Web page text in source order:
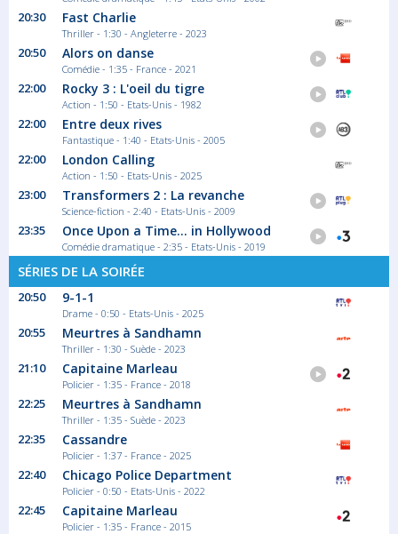
02:45
Arctic Race of Norway
Sport Cyclisme
20:30 Fast Charlie
Thriller - 1:30 - Angleterre - 2023
20:50 Alors on danse
Comédie - 1:35 - France - 2021
22:00 Rocky 3 : L'oeil du tigre
Action - 1:50 - Etats-Unis - 1982
22:00 Entre deux rives
Fantastique - 1:40 - Etats-Unis - 2005
22:00 London Calling
Action - 1:50 - Etats-Unis - 2025
23:00 Transformers 2 : La revanche
Science-fiction - 2:40 - Etats-Unis - 2009
23:35 Once Upon a Time... in Hollywood
Comédie dramatique - 2:35 - Etats-Unis - 2019
SÉRIES DE LA SOIRÉE
20:50 9-1-1
Drame - 0:50 - Etats-Unis - 2025
20:55 Meurtres à Sandhamn
Thriller - 1:30 - Suède - 2023
21:10 Capitaine Marleau
Policier - 1:35 - France - 2018
22:25 Meurtres à Sandhamn
Thriller - 1:35 - Suède - 2023
22:35 Cassandre
Policier - 1:37 - France - 2025
22:40 Chicago Police Department
Policier - 0:50 - Etats-Unis - 2022
22:45 Capitaine Marleau
Policier - 1:35 - France - 2015